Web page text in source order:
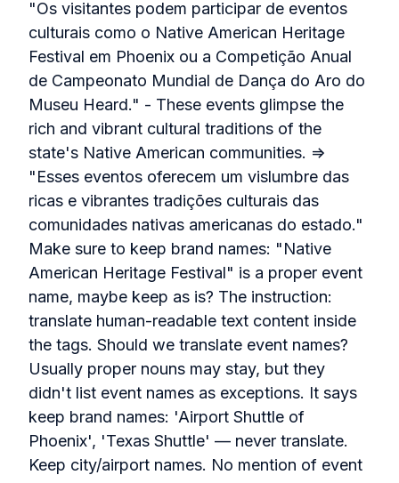
"Os visitantes podem participar de eventos
culturais como o Native American Heritage
Festival em Phoenix ou a Competição Anual
de Campeonato Mundial de Dança do Aro do
Museu Heard." - These events glimpse the
rich and vibrant cultural traditions of the
state's Native American communities. =>
"Esses eventos oferecem um vislumbre das
ricas e vibrantes tradições culturais das
comunidades nativas americanas do estado."
Make sure to keep brand names: "Native
American Heritage Festival" is a proper event
name, maybe keep as is? The instruction:
translate human-readable text content inside
the tags. Should we translate event names?
Usually proper nouns may stay, but they
didn't list event names as exceptions. It says
keep brand names: 'Airport Shuttle of
Phoenix', 'Texas Shuttle' — never translate.
Keep city/airport names. No mention of event